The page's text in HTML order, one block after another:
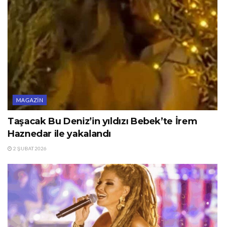
MAGAZIN
Taşacak Bu Deniz’in yıldızı Bebek’te İrem
Haznedar ile yakalandı
2 ŞUBAT 2026